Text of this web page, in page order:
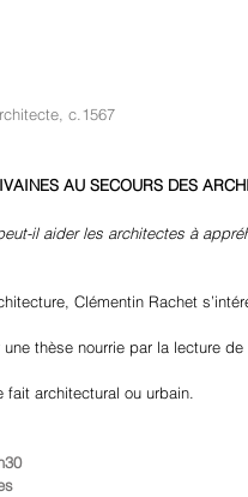
c.1567
AU SECOURS DES
il aider les architectes à
Clémentin Rachet
thèse nourrie par la lecture
fait architectural ou urbain.